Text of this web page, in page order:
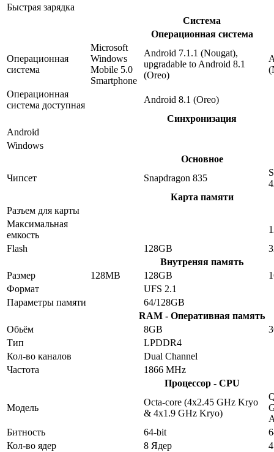
Быстрая зарядка
Система
Операционная система
Операционная
система
Microsoft
Windows
Mobile 5.0
Smartphone
Android 7.1.1 (Nougat),
upgradable to Android 8.1
(Oreo)
Операционная
система доступная
Android 8.1 (Oreo)
Синхронизация
Android
Windows
Основное
Чипсет
Snapdragon 835
Карта памяти
Разъем для карты
Максимальная
емкость
Flash
128GB
Внутреняя память
Размер
128MB 128GB
Формат
UFS 2.1
Параметры памяти
64/128GB
RAM - Оперативная память
Обьём
8GB
Тип
LPDDR4
Кол-во каналов
Dual Channel
Частота
1866 MHz
Процессор - CPU
Модель
Octa-core (4x2.45 GHz Kryo
& 4x1.9 GHz Kryo)
Битность
64-bit
Кол-во ядер
8 Ядер